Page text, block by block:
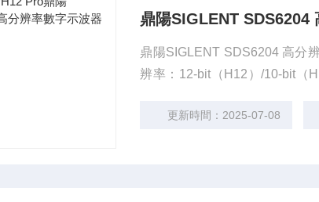
鼎陽SIGLENT SDS6204
鼎陽SIGLENT SDS6204 高分
辨率：12-bit（H12）/10-bit（
00 wfm/s更新時間：2025-07-08